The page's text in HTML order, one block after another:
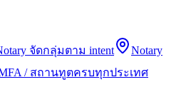
จัดกลุ่มตาม intent
Notary
MFA / สถานทูตครบทุกประเทศ